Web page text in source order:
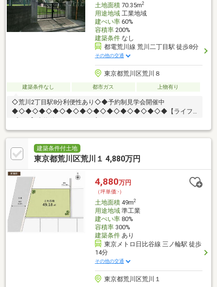
土地面積70.35m2
用途地域工業地域
建ぺい率60%
容積率200%
建築条件なし
都電荒川線 荒川二丁目駅 徒歩8分
その他の交通
東京都荒川区荒川８
建築条件なし 都市ガス 上物有り
◇荒川2丁目駅8分利便性あり◇◆予約制見学会開催中
◆◇◆◇◆◇◆◇◆◇◆◇◆◇◆◇◆◇◆◇◆◇◆【ライフ
ん、本物件購入後１０年～２０年後のライフサイクルの変化を見
据えた長期的なライフプランシュミレーションを実施します。
【物件調査報告書】本物件に関する独自の物件調査報告書を作成
します。重要事項説明に載らないような住んでから気になる事項
徹底的に確認して提供します。
◇◆◇◆◇◆◇◆◇◆◇◆◇◆◇◆◇◆◇◆◇◆
建築条件付土地
東京都荒川区荒川１ 4,880万円
4,880万円
（坪単価:-）
土地面積49m2
用途地域準工業
建ぺい率80%
容積率300%
建築条件あり
東京メトロ日比谷線 三ノ輪駅 徒歩
14分
その他の交通
東京都荒川区荒川１